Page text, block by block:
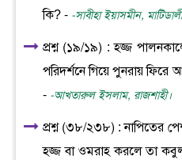
কি? - -সাবীহা ইয়াসমীন,
প্রশ্ন (১৯/১৯) : হজ্জ
পরিদর্শনে গিয়ে পুনরায়
- -আখতারুল ইসলাম, রাজশাহী।
প্রশ্ন (৩৮/২৩৮) : নাপিতের
হজ্জ বা ওমরাহ করলে তা